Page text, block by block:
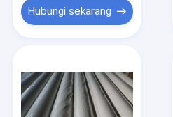
Produk
Video
Hubungi sekarang